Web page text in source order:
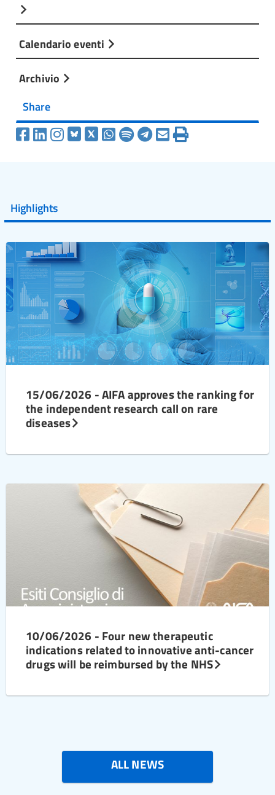
Calendario eventi
Archivio
Share
Highlights
15/06/2026 - AIFA approves the ranking for
the independent research call on rare
diseases
10/06/2026 - Four new therapeutic
indications related to innovative anti-cancer
drugs will be reimbursed by the NHS
ALL NEWS